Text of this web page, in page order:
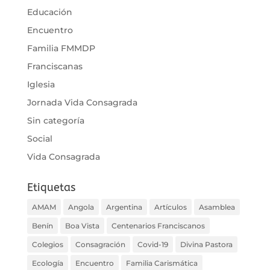
Educación
Encuentro
Familia FMMDP
Franciscanas
Iglesia
Jornada Vida Consagrada
Sin categoría
Social
Vida Consagrada
Etiquetas
AMAM Angola Argentina Artículos Asamblea
Benín Boa Vista Centenarios Franciscanos
Colegios Consagración Covid-19 Divina Pastora
Ecología Encuentro Familia Carismática